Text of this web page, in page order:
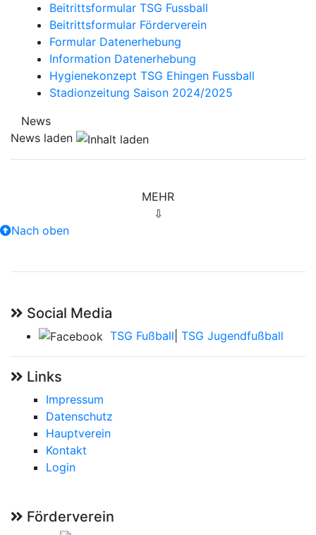
Beitrittsformular TSG Fussball
Beitrittsformular Förderverein
Formular Datenerhebung
Information Datenerhebung
Hygienekonzept TSG Ehingen Fussball
Stadionzeitung Saison 2024/2025
News
News laden
MEHR
⇩
Nach oben
Social Media
TSG Fußball TSG Jugendfußball
Links
Impressum
Datenschutz
Hauptverein
Kontakt
Login
Förderverein